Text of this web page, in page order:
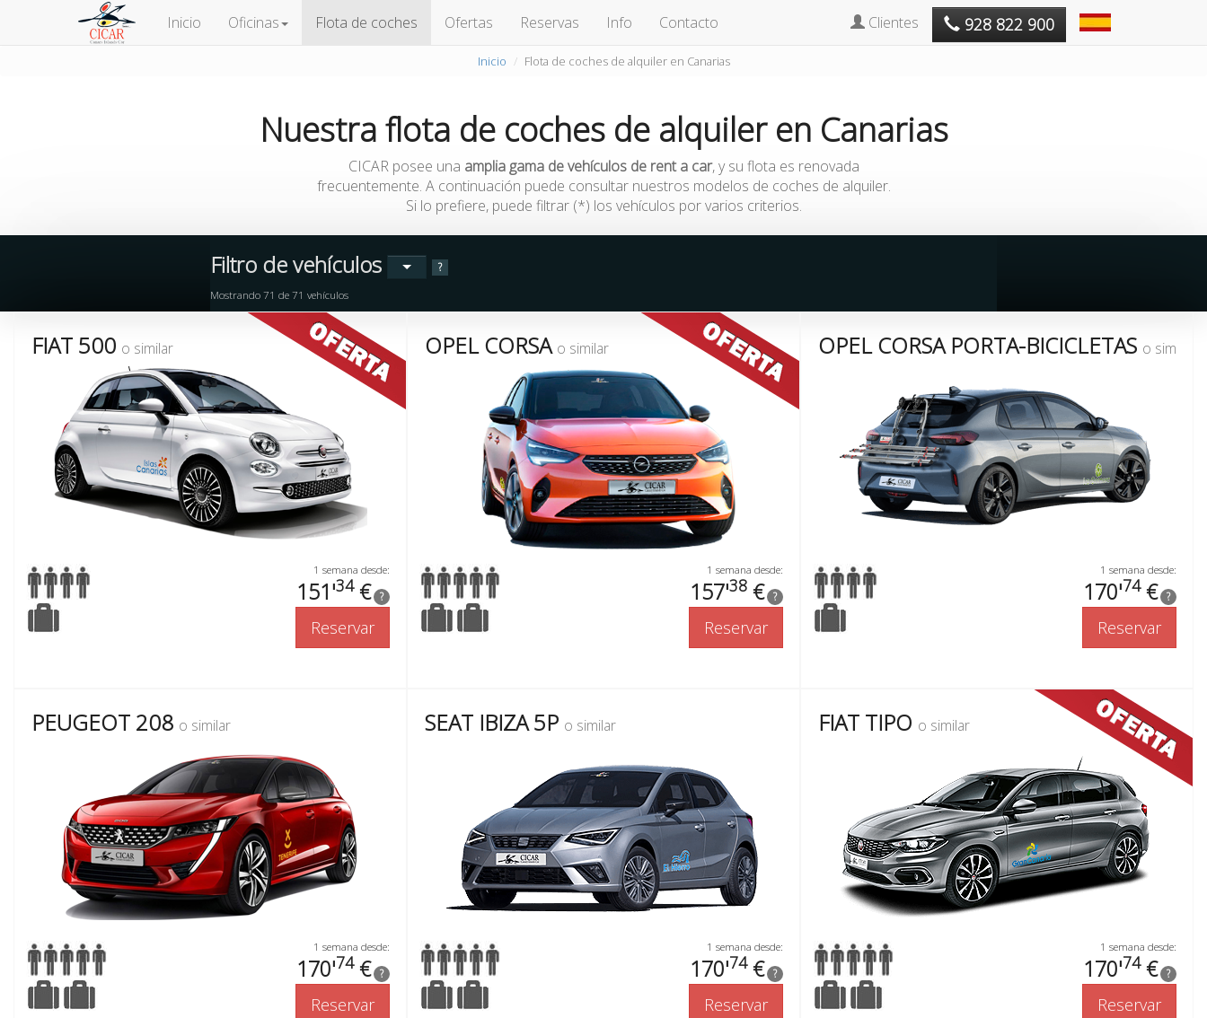
Inicio Oficinas Flota de coches Ofertas Reservas Info Contacto Clientes 928 822 900
Inicio Flota de coches de alquiler en Canarias
Nuestra flota de coches de alquileren Canarias
CICAR posee una amplia gama de vehículos de rent a car, y su flota es renovada
frecuentemente. A continuación puede consultar nuestros modelos de coches de alquiler.
Si lo prefiere, puede filtrar (*) los vehículos por varios criterios.
Filtro de vehículos ?
Mostrando 71 de 71 vehículos
FIAT 500 o similar
1 semana desde:
151'34€ ?
Reservar
OPEL CORSA o similar
1 semana desde:
157'38 € ?
Reservar
OPEL CORSA PORTA-BICICLETAS o similar
1 semana desde:
170'74€ ?
Reservar
PEUGEOT 208 o similar
1 semana desde:
170'74€ ?
Reservar
SEAT IBIZA 5P o similar
1 semana desde:
170'74€ ?
Reservar
FIAT TIPO o similar
1 semana desde:
170'74€ ?
Reservar